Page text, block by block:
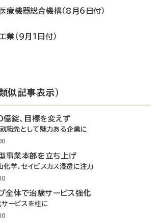
医療機器総合機構（8月6日付）
業（9月1日付）
似記事表示）
錠、目標を変えず
就職先として魅力ある企業に
事業本部を立ち上げ
化学、セイビスカス浸透に注力
全体で治験サービス強化
ービスを柱に